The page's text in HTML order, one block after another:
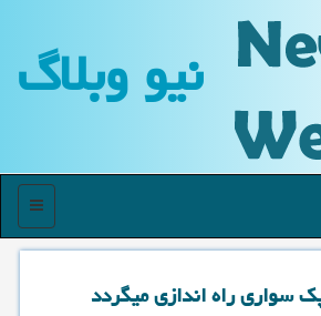
نیو وبلاگ
منو
سواری راه اندازی میگردد